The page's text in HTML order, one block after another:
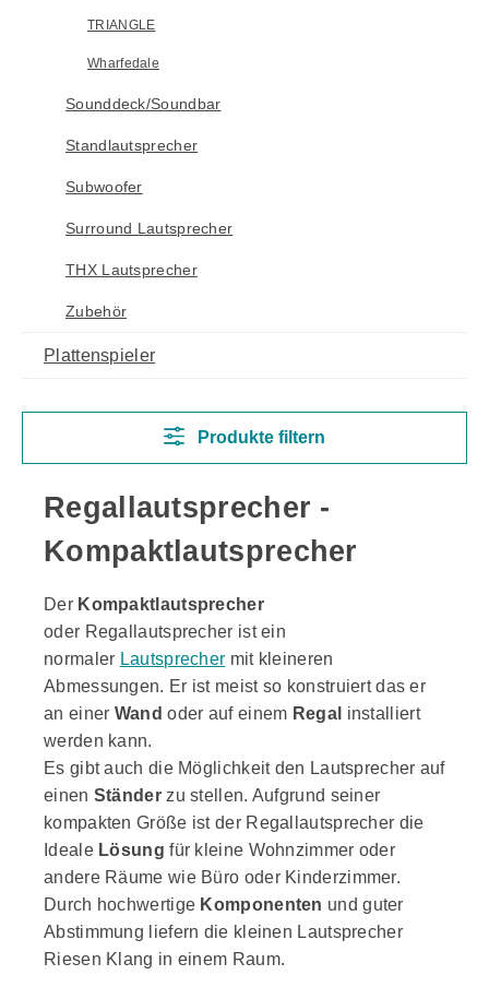
TRIANGLE
Wharfedale
Sounddeck/Soundbar
Standlautsprecher
Subwoofer
Surround Lautsprecher
THX Lautsprecher
Zubehör
Plattenspieler
Produkte filtern
Regallautsprecher -
Kompaktlautsprecher
Der Kompaktlautsprecher
oder Regallautsprecher ist ein
normaler Lautsprecher mit kleineren
Abmessungen. Er ist meist so konstruiert das er
an einer Wandoder auf einem Regal installiert
werden kann.
Es gibt auch die Möglichkeit den Lautsprecher auf
einen Ständer zu stellen. Aufgrund seiner
kompakten Größe ist der Regallautsprecher die
Ideale Lösungfür kleine Wohnzimmer oder
andere Räume wie Büro oder Kinderzimmer.
Durch hochwertige Komponenten und guter
Abstimmung liefern die kleinen Lautsprecher
Riesen Klang in einem Raum.